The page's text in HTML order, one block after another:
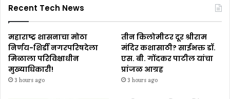
Recent Tech News
महाराष्ट्र शासनाचा मोठा
निर्णय-शिर्डी नगरपरिषदेला
मिळाला परिविक्षाधीन
मुख्याधिकारी!
3 hours ago
तीन किलोमीटर दूर श्रीराम
मंदिर कशासाठी? साईभक्त डॉ.
एस. बी. गोंदकर पाटील यांचा
प्रांजळ आग्रह
3 hours ago